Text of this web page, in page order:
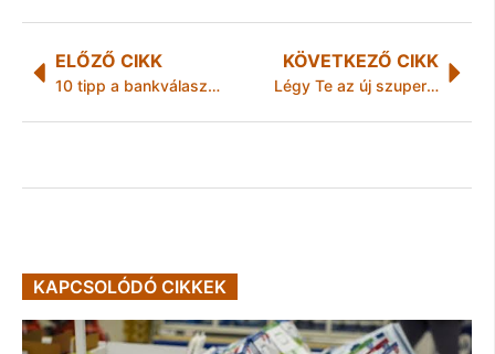
ELŐZŐ CIKK
10 tipp a bankválasztáshoz
KÖVETKEZŐ CIKK
Légy Te az új szuperszámítógép keresztanyja/keresztapja!
KAPCSOLÓDÓ CIKKEK